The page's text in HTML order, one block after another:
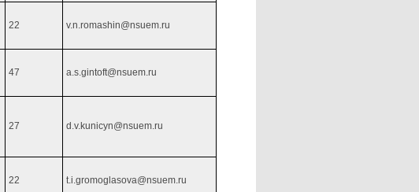
22 v.n.romashin@nsuem.ru
47 a.s.gintoft@nsuem.ru
27 d.v.kunicyn@nsuem.ru
22 t.i.gromoglasova@nsuem.ru